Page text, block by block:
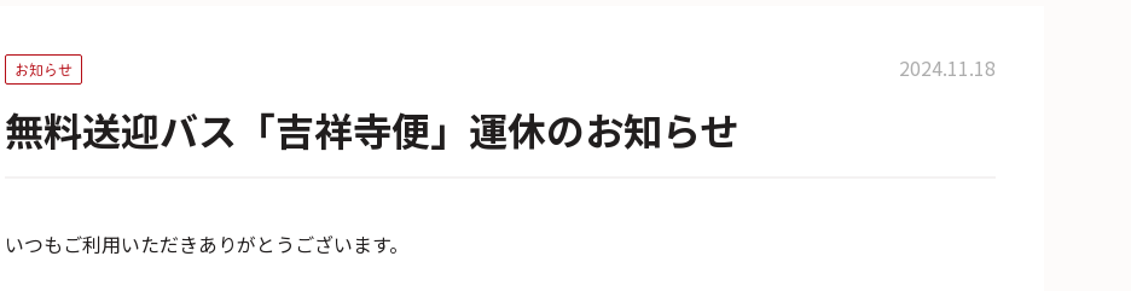
お知らせ 2024.11.18
無料送迎バス「吉祥寺便」運休のお知らせ
いつもご利用いただきありがとうございます。